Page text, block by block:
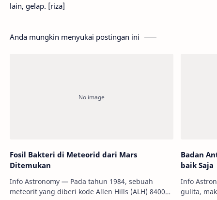
lain, gelap. [riza]
Anda mungkin menyukai postingan ini
Fosil Bakteri di Meteorid dari Mars
Ditemukan
Info Astronomy — Pada tahun 1984, sebuah
meteorit yang diberi kode Allen Hills (ALH) 84001
Badan
baik Saja
Info
gulita,